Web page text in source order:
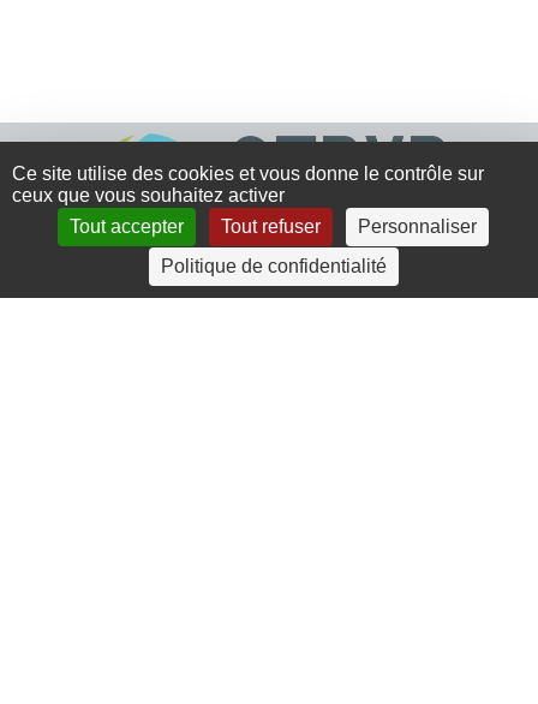
Ce site utilise des cookies et vous donne le contrôle sur
ceux que vous souhaitez activer
Tout accepter
Tout refuser
Personnaliser
Politique de confidentialité